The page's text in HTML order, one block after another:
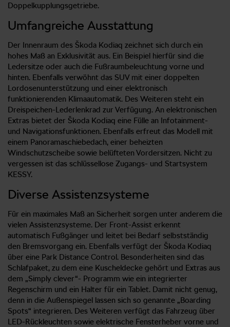
Doppelkupplungsgetriebe.
Umfangreiche Ausstattung
Der Innenraum des Škoda Kodiaq zeichnet sich durch ein
hohes Maß an Exklusivität aus. Ein Beispiel hierfür sind die
Ledersitze oder auch die Fußraumbeleuchtung vorne und
hinten. Ebenfalls verwöhnt das SUV mit einer doppelten
Lordosenunterstützung und einer elektronisch
funktionierenden Klimaautomatik. Des Weiteren steht ein
Dreispeichen-Lederlenkrad zur Verfügung. An elektronischen
Extras bietet der Škoda Kodiaq eine Fülle an Infotainment-
und Navigationsfunktionen. Ebenfalls erfreut das Modell mit
einem Panoramaschiebedach, einer beheizten
Windschutzscheibe sowie belüfteten Vordersitzen. Nicht zu
vergessen ist das schlüssellose Zugangs- und Startsystem
KESSY.
Diverse Assistenzsysteme
Für ein maximales Maß an Sicherheit sorgen unter anderem die
vielen Assistenzsysteme. Der Front-Assist erkennt
automatisch Fußgänger und leitet bei Bedarf selbstständig
den Bremsvorgang ein. Ebenfalls verfügt der Škoda Kodiaq
über eine Park Distance Control. Besonderheiten sind das
Schlafpaket, zu dem eine Kuscheldecke gehört und Extras aus
dem „Simply clever“- Programm wie ein integrierter
Regenschirm und ein Halter für ein Tablet. Damit nicht genug,
denn in die Außenspiegel lassen sich so genannte „Boarding
Spots“ integrieren. Des Weiteren verfügt das Fahrzeug über
LED-Rückleuchten sowie elektrische Fensterheber vorne und